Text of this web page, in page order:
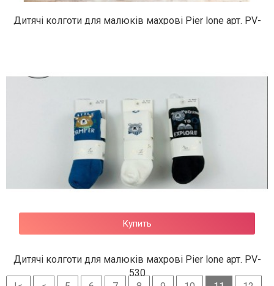
Дитячі колготи для малюків махрові Pier lone арт. PV-
Купить
Дитячі колготи для малюків махрові Pier lone арт. PV-
530